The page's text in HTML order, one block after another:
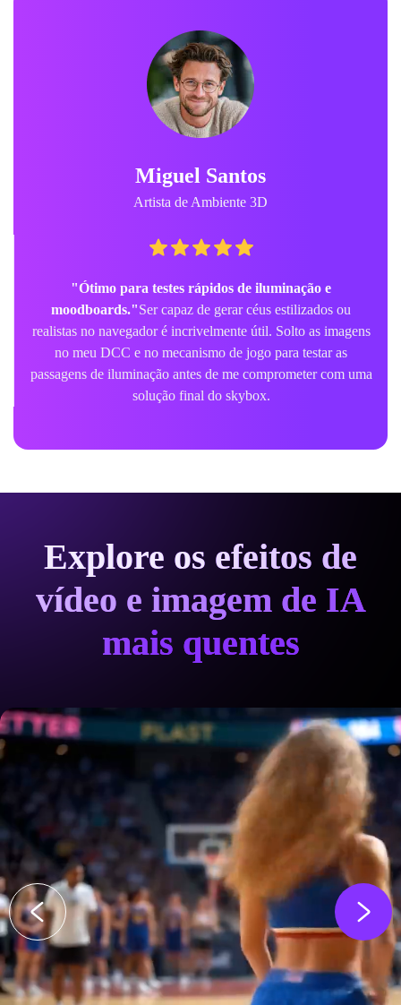
Miguel Santos
Artista de Ambiente 3D
"Ótimo para testes rápidos de iluminação e
moodboards."Ser capaz de gerar céus estilizados ou
realistas no navegador é incrivelmente útil. Solto as imagens
no meu DCC e no mecanismo de jogo para testar as
passagens de iluminação antes de me comprometer com uma
solução final do skybox.
Explore os efeitos de
vídeo e imagem de IA
mais quentes